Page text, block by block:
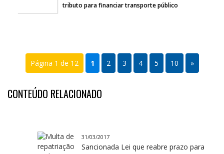
tributo para financiar transporte público
Página 1 de 12 1 2 3 4 5 10 »
CONTEÚDO RELACIONADO
31/03/2017
Sancionada Lei que reabre prazo para